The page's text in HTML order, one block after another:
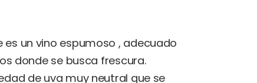
es un vino espumoso , adecuado
donde se busca frescura.
de uva muy neutral que se